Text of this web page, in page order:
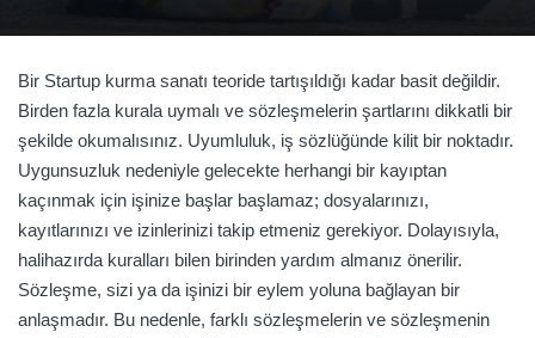
Bir Startup kurma sanatı teoride tartışıldığı kadar basit değildir.
Birden fazla kurala uymalı ve sözleşmelerin şartlarını dikkatli bir
şekilde okumalısınız. Uyumluluk, iş sözlüğünde kilit bir noktadır.
Uygunsuzluk nedeniyle gelecekte herhangi bir kayıptan
kaçınmak için işinize başlar başlamaz; dosyalarınızı,
kayıtlarınızı ve izinlerinizi takip etmeniz gerekiyor. Dolayısıyla,
halihazırda kuralları bilen birinden yardım almanız önerilir.
Sözleşme, sizi ya da işinizi bir eylem yoluna bağlayan bir
anlaşmadır. Bu nedenle, farklı sözleşmelerin ve sözleşmenin